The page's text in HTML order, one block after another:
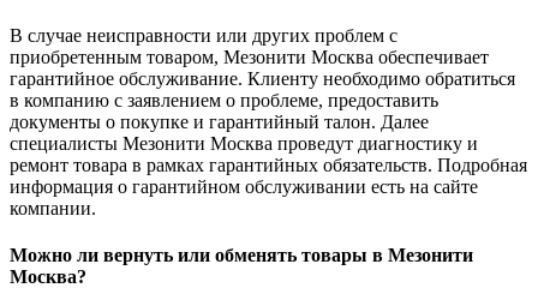
В случае неисправности или других проблем с
приобретенным товаром, Мезонити Москва обеспечивает
гарантийное обслуживание. Клиенту необходимо обратиться
в компанию с заявлением о проблеме, предоставить
документы о покупке и гарантийный талон. Далее
специалисты Мезонити Москва проведут диагностику и
ремонт товара в рамках гарантийных обязательств. Подробная
информация о гарантийном обслуживании есть на сайте
компании.
Можно ли вернуть или обменять товары в Мезонити
Москва?